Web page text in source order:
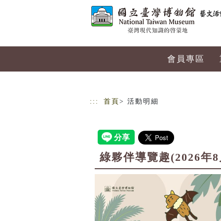
會員專區
::: 首頁 > 活動明細
綠夥伴導覽趣(2026年